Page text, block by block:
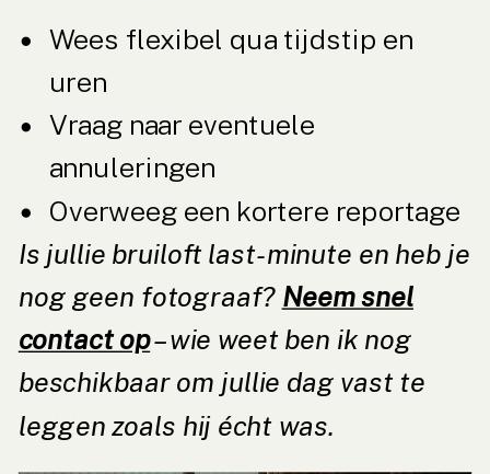
Wees flexibel qua tijdstip en
uren
Vraag naar eventuele
annuleringen
Overweeg een kortere reportage
Is jullie bruiloft last-minute en heb je
nog geen fotograaf? Neem snel
contact op– wie weet ben ik nog
beschikbaar om jullie dag vast te
leggen zoals hij écht was.